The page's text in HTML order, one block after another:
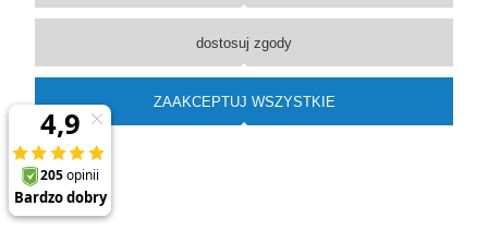
pokaż pełną wersję strony
Sklep internetowy Shoper Premium
dostosuj zgody
ZAAKCEPTUJ WSZYSTKIE